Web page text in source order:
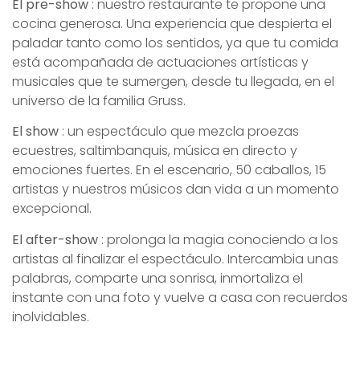
El pre-show : nuestro restaurante te propone una
cocina generosa. Una experiencia que despierta el
paladar tanto como los sentidos, ya que tu comida
está acompañada de actuaciones artísticas y
musicales que te sumergen, desde tu llegada, en el
universo de la familia Gruss.
El show : un espectáculo que mezcla proezas
ecuestres, saltimbanquis, música en directo y
emociones fuertes. En el escenario, 50 caballos, 15
artistas y nuestros músicos dan vida a un momento
excepcional.
El after-show : prolonga la magia conociendo a los
artistas al finalizar el espectáculo. Intercambia unas
palabras, comparte una sonrisa, inmortaliza el
instante con una foto y vuelve a casa con recuerdos
inolvidables.